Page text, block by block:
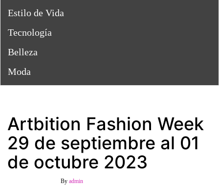
Estilo de Vida
Tecnología
Belleza
Moda
Artbition Fashion Week
29 de septiembre al 01
de octubre 2023
By admin